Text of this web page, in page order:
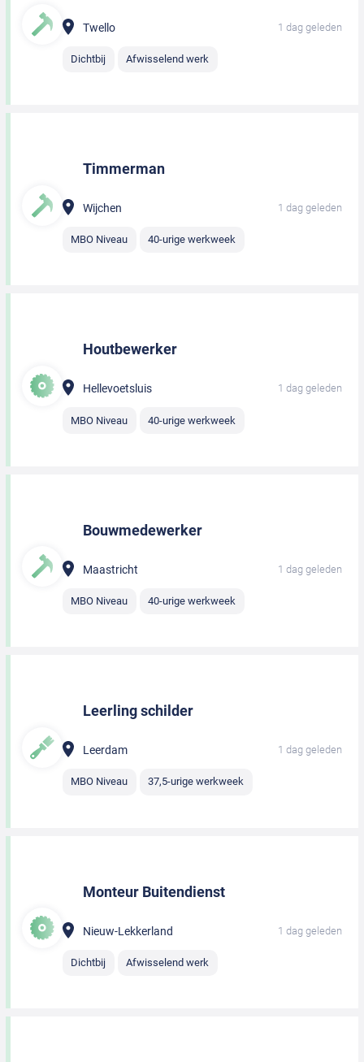
Twello 1 dag geleden
Dichtbij Afwisselend werk
Timmerman
Wijchen 1 dag geleden
MBO Niveau 40-urige werkweek
Houtbewerker
Hellevoetsluis 1 dag geleden
MBO Niveau 40-urige werkweek
Bouwmedewerker
Maastricht 1 dag geleden
MBO Niveau 40-urige werkweek
Leerling schilder
Leerdam 1 dag geleden
MBO Niveau 37,5-urige werkweek
Monteur Buitendienst
Nieuw-Lekkerland 1 dag geleden
Dichtbij Afwisselend werk